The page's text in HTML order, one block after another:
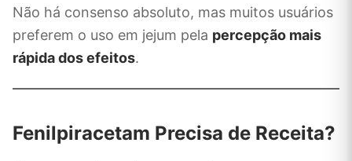
Não há consenso absoluto, mas muitos usuários
preferem o uso em jejum pela percepção mais
rápida dos efeitos.
Fenilpiracetam Precisa de Receita?